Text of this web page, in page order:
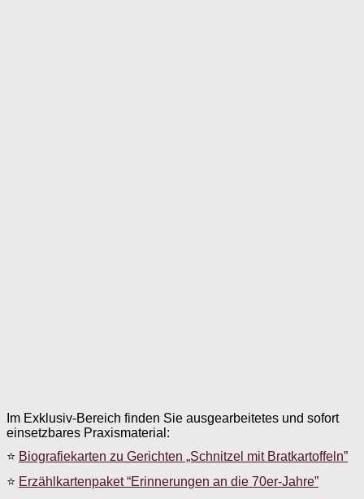
Im Exklusiv-Bereich finden Sie ausgearbeitetes und sofort
einsetzbares Praxismaterial:
⭐ Biografiekarten zu Gerichten „Schnitzel mit Bratkartoffeln”
⭐ Erzählkartenpaket “Erinnerungen an die 70er-Jahre”